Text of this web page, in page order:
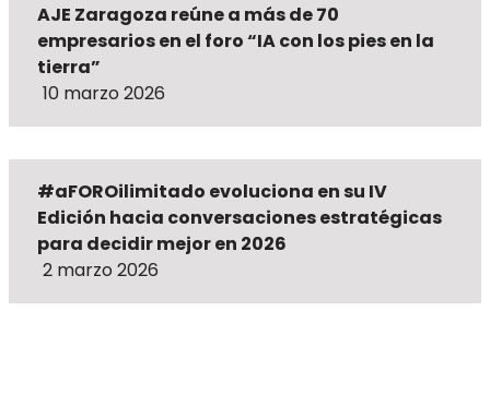
AJE Zaragoza reúne a más de 70
empresarios en el foro “IA con los pies en la
tierra”
10 marzo 2026
#aFOROilimitado evoluciona en su IV
Edición hacia conversaciones estratégicas
para decidir mejor en 2026
2 marzo 2026